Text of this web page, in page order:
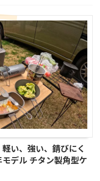
い、強い、錆びにく
デル チタン製角型ケ